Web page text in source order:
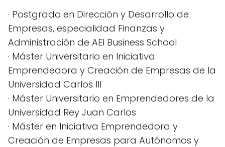
· Postgrado en Dirección y Desarrollo de
Empresas, especialidad Finanzas y
Administración de AEI Business School
· Máster Universitario en Iniciativa
Emprendedora y Creación de Empresas de la
Universidad Carlos III
· Máster Universitario en Emprendedores de la
Universidad Rey Juan Carlos
· Máster en Iniciativa Emprendedora y
Creación de Empresas para Autónomos y